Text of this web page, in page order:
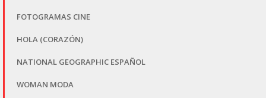
FOTOGRAMAS CINE
HOLA (CORAZÓN)
NATIONAL GEOGRAPHIC ESPAÑOL
WOMAN MODA